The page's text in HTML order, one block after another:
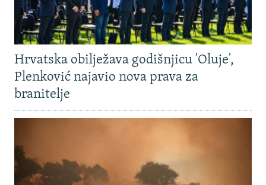
Hrvatska obilježava godišnjicu 'Oluje',
Plenković najavio nova prava za
branitelje